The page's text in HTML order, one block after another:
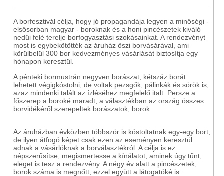
A borfesztivál célja, hogy jó propagandája legyen a minőségi -
elsősorban magyar - boroknak és a honi pincészetek kiváló
nedűi felé terelje borfogyasztási szokásainkat. A rendezvényt
most is egybekötötték az áruház őszi borvásárával, ami
körülbelül 300 bor kedvezményes vásárlását biztosítja egy
hónapon keresztül.
A pénteki bormustrán negyven borászat, kétszáz borát
lehetett végigkóstolni, de voltak pezsgők, pálinkák és sörök is,
azaz mindenki talált az ízléséhez megfelelő italt. Persze a
főszerep a boroké maradt, a választékban az ország összes
borvidékéről szerepeltek borászatok, borok.
Az áruházban évközben többször is kóstoltatnak egy-egy bort,
de ilyen átfogó képet csak ezen az eseményen keresztül
adnak a vásárlóknak a borválasztékról. A célja is ez:
népszerűsítse, megismertesse a kínálatot, aminek úgy tűnt,
eleget is tesz a rendezvény. A négy év alatt a pincészetek,
borok száma is megnőtt, ezzel együtt a látogatóké is.